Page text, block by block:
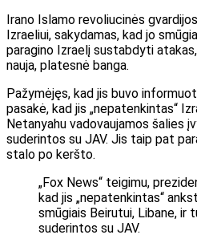
Irano Islamo revoliucinės
Izraeliui, sakydamas, kad jo
paragino Izraelį sustabdyti
nauja, platesnė banga.
Pažymėjęs, kad jis buvo
pasakė, kad jis „nepatenkintas“
Netanyahu vadovaujamos šalies
suderintos su JAV. Jis taip pat
stalo po keršto.
„Fox News“ teigimu,
kad jis „nepatenkintas“
smūgiais Beirutui, Libane, ir
suderintos su JAV.